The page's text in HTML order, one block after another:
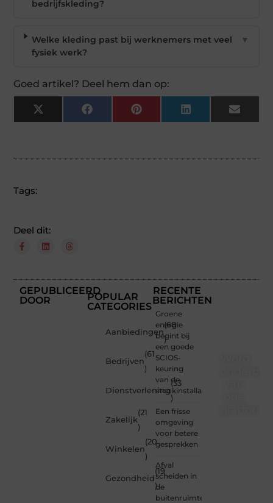
bedrijfskleding?
Welke kleding past bij werknemers met veel
fysiek werk?
▼
Goed artikel? Deel hem dan op:
X
(Twitter)
Facebook Pinterest LinkedIn Email
Tags:
Deel dit:
GEPUBLICEERD
DOOR
POPULAR
CATEGORIES
Aanbiedingen
(68
)
Bedrijven
(61
)
Dienstverlening
(33
)
Zakelijk
(21
)
Winkelen
(20
)
Gezondheid
(19
)
RECENTE
BERICHTEN
Groene
energie
begint bij
een goede
SCIOS-
keuring
van de
stookinstallatie
Een frisse
omgeving
voor betere
gesprekken
Afval
scheiden in
de
buitenruimte: